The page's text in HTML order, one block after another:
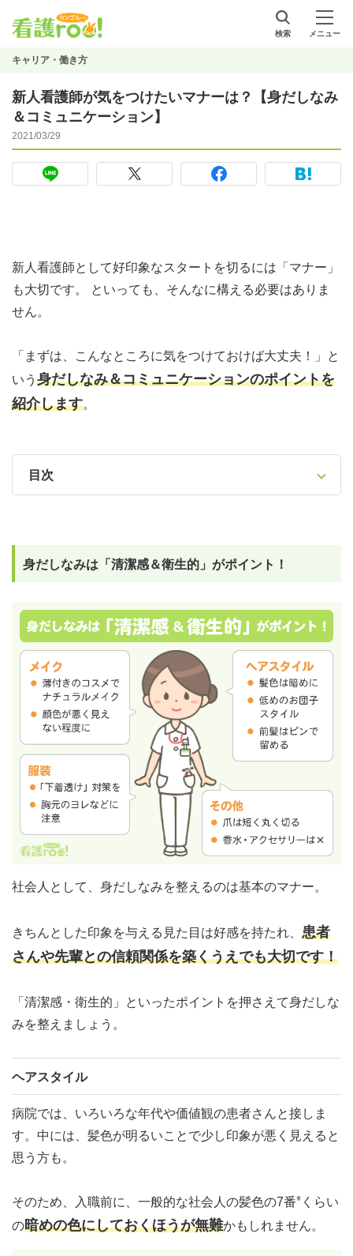
検索 メニュー
キャリア・働き方
新人看護師が気をつけたいマナーは？【身だしなみ
＆コミュニケーション】
2021/03/29
新人看護師として好印象なスタートを切るには「マナー」
も大切です。 といっても、そんなに構える必要はありま
せん。
「まずは、こんなところに気をつけておけば大丈夫！」と
いう 身だしなみ＆コミュニケーションのポイントを
紹介します。
目次
身だしなみは「清潔感＆衛生的」がポイント！
社会人として、身だしなみを整えるのは基本のマナー。
きちんとした印象を与える見た目は好感を持たれ、 患者
さんや先輩との信頼関係を築くうえでも大切です！
「清潔感・衛生的」といったポイントを押さえて身だしな
みを整えましょう。
ヘアスタイル
病院では、いろいろな年代や価値観の患者さんと接しま
す。中には、髪色が明るいことで少し印象が悪く見えると
思う方も。
そのため、入職前に、一般的な社会人の髪色の7番※ くらい
の暗めの色にしておくほうが無難かもしれません。